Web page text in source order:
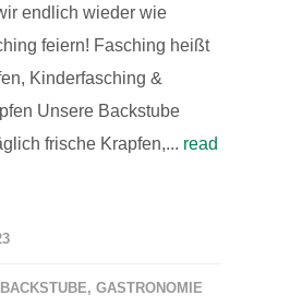
endlich wieder wie
feiern! Fasching heißt
Kinderfasching &
Unsere Backstube
frische Krapfen,... read
BACKSTUBE, GASTRONOMIE